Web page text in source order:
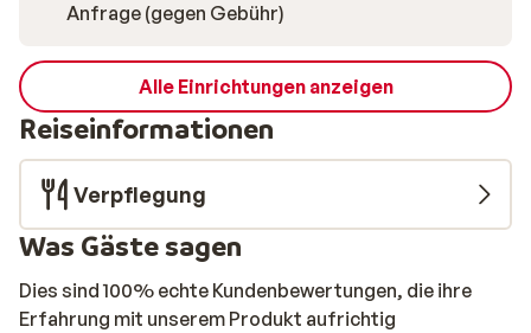
Anfrage (gegen Gebühr)
Alle Einrichtungen anzeigen
Reiseinformationen
Verpflegung
Was Gäste sagen
Dies sind 100% echte Kundenbewertungen, die ihre
Erfahrung mit unserem Produkt aufrichtig